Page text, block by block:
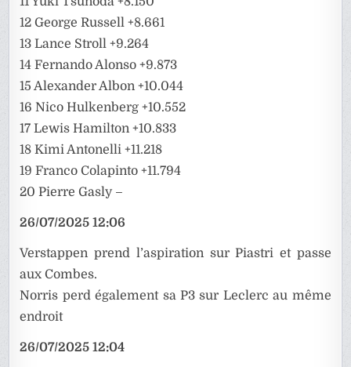
12 George Russell +8.661
13 Lance Stroll +9.264
14 Fernando Alonso +9.873
15 Alexander Albon +10.044
16 Nico Hulkenberg +10.552
17 Lewis Hamilton +10.833
18 Kimi Antonelli +11.218
19 Franco Colapinto +11.794
20 Pierre Gasly –
26/07/2025 12:06
Verstappen prend l’aspiration sur Piastri et passe
aux Combes.
Norris perd également sa P3 sur Leclerc au même
endroit
26/07/2025 12:04